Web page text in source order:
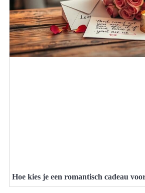
Hoe kies je een romantisch cadeau